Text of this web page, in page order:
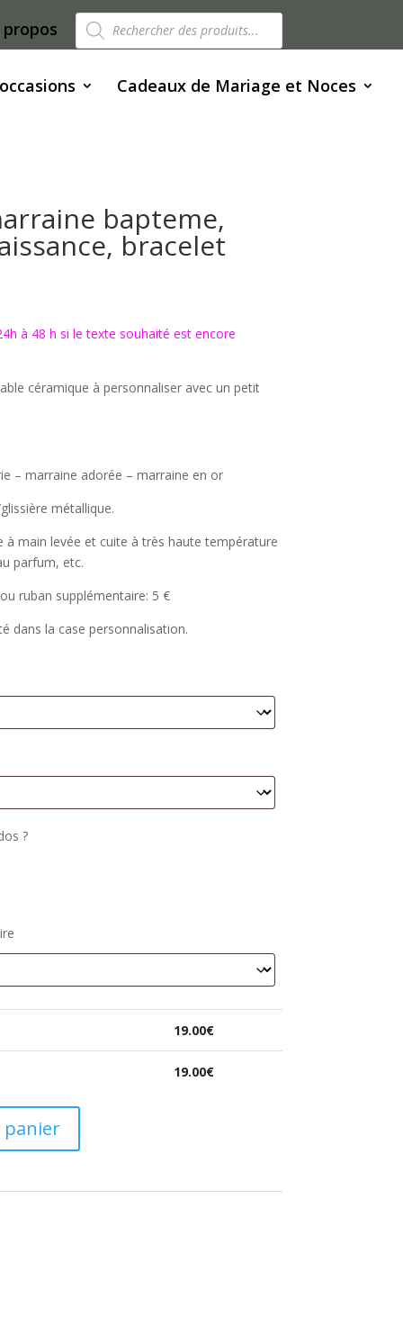
propos Recherche
de
produits
Cadeaux de Mariage et Noces
bapteme,
bracelet
à 48 h si le texte souhaité est encore
céramique à personnaliser avec un petit
– marraine adorée – marraine en or
métallique.
à main levée et cuite à très haute température
parfum, etc.
ruban supplémentaire: 5 €
dans la case personnalisation.
?
19.00€
19.00€